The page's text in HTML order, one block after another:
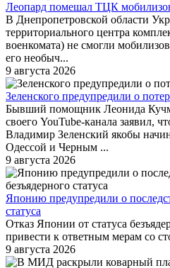
Леопард помешал ТЦК
В Днепропетровской области
территориального центра
военкомата) не смогли
его необыч...
9 августа 2026
Зеленского предупредили о
Бывший помощник Леонида
своего YouTube-канала заявил,
Владимир Зеленский якобы
Одессой и Черным ...
9 августа 2026
Японию предупредили о
статуса
Отказ Японии от статуса
привести к ответным мерам со
9 августа 2026